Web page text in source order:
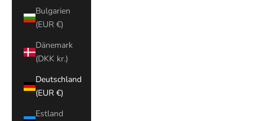
Bulgarien
(EUR €)
Dänemark
(DKK kr.)
Deutschland
(EUR €)
Estland